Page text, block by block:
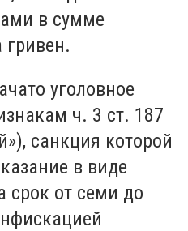
в сумме
уголовное
ч. 3 ст. 187
санкция которой
в виде
от семи до